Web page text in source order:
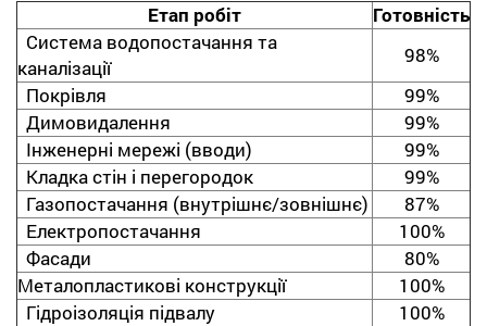
Етап робіт
Готовність
Система водопостачання та
каналізації
98%
Покрівля
99%
Димовидалення
99%
Інженерні мережі (вводи)
99%
Кладка стін і перегородок
99%
Газопостачання (внутрішнє/зовнішнє)
87%
Електропостачання
100%
Фасади
80%
Металопластикові конструкції
100%
Гідроізоляція підвалу
100%